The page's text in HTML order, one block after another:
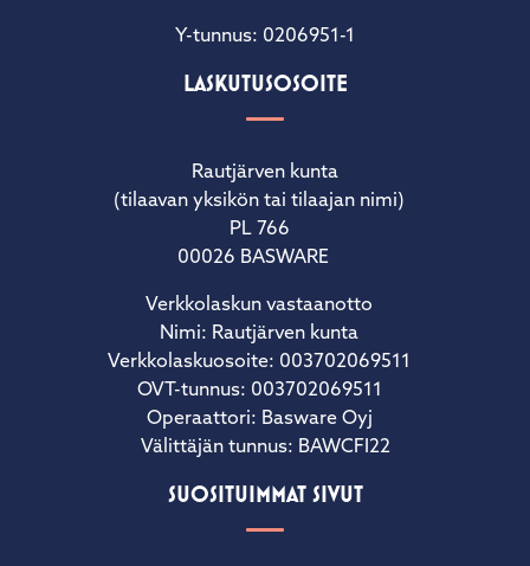
Y-tunnus: 0206951-1
LASKUTUSOSOITE
Rautjärven kunta
(tilaavan yksikön tai tilaajan nimi)
PL 766
00026 BASWARE
Verkkolaskun vastaanotto
Nimi: Rautjärven kunta
Verkkolaskuosoite: 003702069511
OVT-tunnus: 003702069511
Operaattori: Basware Oyj
Välittäjän tunnus: BAWCFI22
SUOSITUIMMAT SIVUT